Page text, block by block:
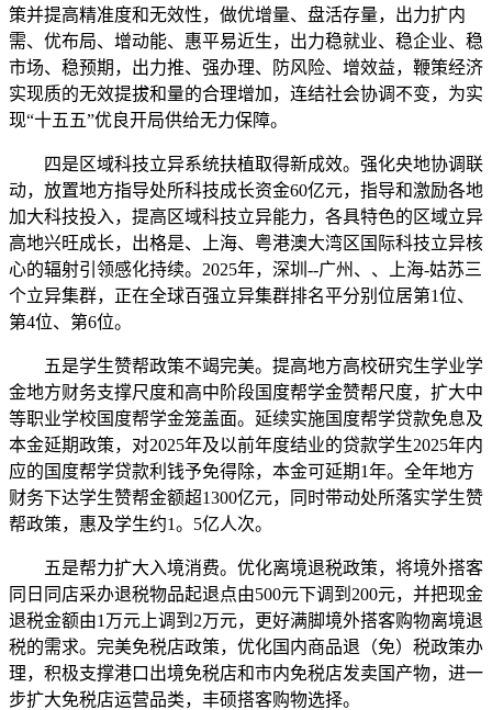
策并提高精准度和无效性，做优增量、盘活存量，出力扩内
需、优布局、增动能、惠平易近生，出力稳就业、稳企业、稳
市场、稳预期，出力推、强办理、防风险、增效益，鞭策经济
实现质的无效提拔和量的合理增加，连结社会协调不变，为实
现“十五五”优良开局供给无力保障。
四是区域科技立异系统扶植取得新成效。强化央地协调联
动，放置地方指导处所科技成长资金60亿元，指导和激励各地
加大科技投入，提高区域科技立异能力，各具特色的区域立异
高地兴旺成长，出格是、上海、粤港澳大湾区国际科技立异核
心的辐射引领感化持续。2025年，深圳--广州、、上海-姑苏三
个立异集群，正在全球百强立异集群排名平分别位居第1位、
第4位、第6位。
五是学生赞帮政策不竭完美。提高地方高校研究生学业学
金地方财务支撑尺度和高中阶段国度帮学金赞帮尺度，扩大中
等职业学校国度帮学金笼盖面。延续实施国度帮学贷款免息及
本金延期政策，对2025年及以前年度结业的贷款学生2025年内
应的国度帮学贷款利钱予免得除，本金可延期1年。全年地方
财务下达学生赞帮金额超1300亿元，同时带动处所落实学生赞
帮政策，惠及学生约1。5亿人次。
五是帮力扩大入境消费。优化离境退税政策，将境外搭客
同日同店采办退税物品起退点由500元下调到200元，并把现金
退税金额由1万元上调到2万元，更好满脚境外搭客购物离境退
税的需求。完美免税店政策，优化国内商品退（免）税政策办
理，积极支撑港口出境免税店和市内免税店发卖国产物，进一
步扩大免税店运营品类，丰硕搭客购物选择。